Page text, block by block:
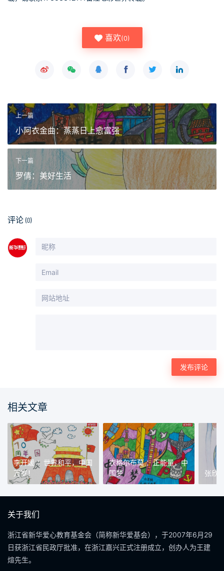
喜欢(0)
上一篇
小阿衣金曲：蒸蒸日上愈富强
下一篇
罗倩：美好生活
评论 (0)
相关文章
李开媛 ：世界和平，中国
万岁！
衣格尔布莫 ：正能量，中
国梦
张欣
关于我们
浙江省新华爱心教育基金会（简称新华爱基会），于2007年6月29
日获浙江省民政厅批准，在浙江嘉兴正式注册成立，创办人为王建
煊先生。